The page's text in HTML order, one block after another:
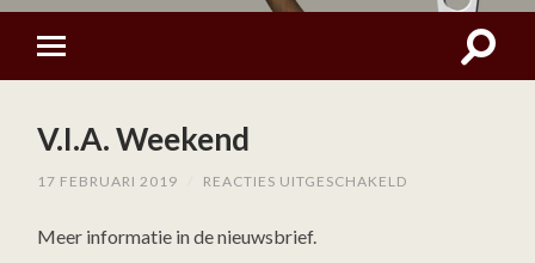
V.I.A. Weekend
17 FEBRUARI 2019 REACTIES UITGESCHAKELD
Meer informatie in de nieuwsbrief.